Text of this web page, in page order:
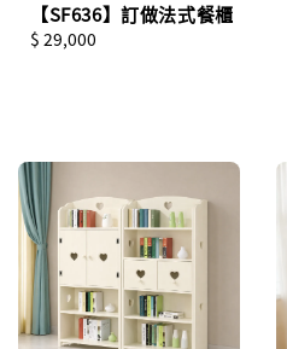
【SF636】訂做法式餐櫃
Regular
$ 29,000